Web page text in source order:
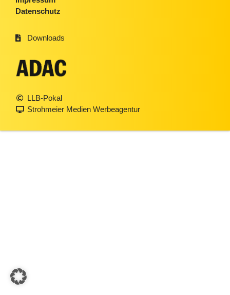
LLB-Pokal
Strohmeier Medien Werbeagentur
Downloads
Datenschutz